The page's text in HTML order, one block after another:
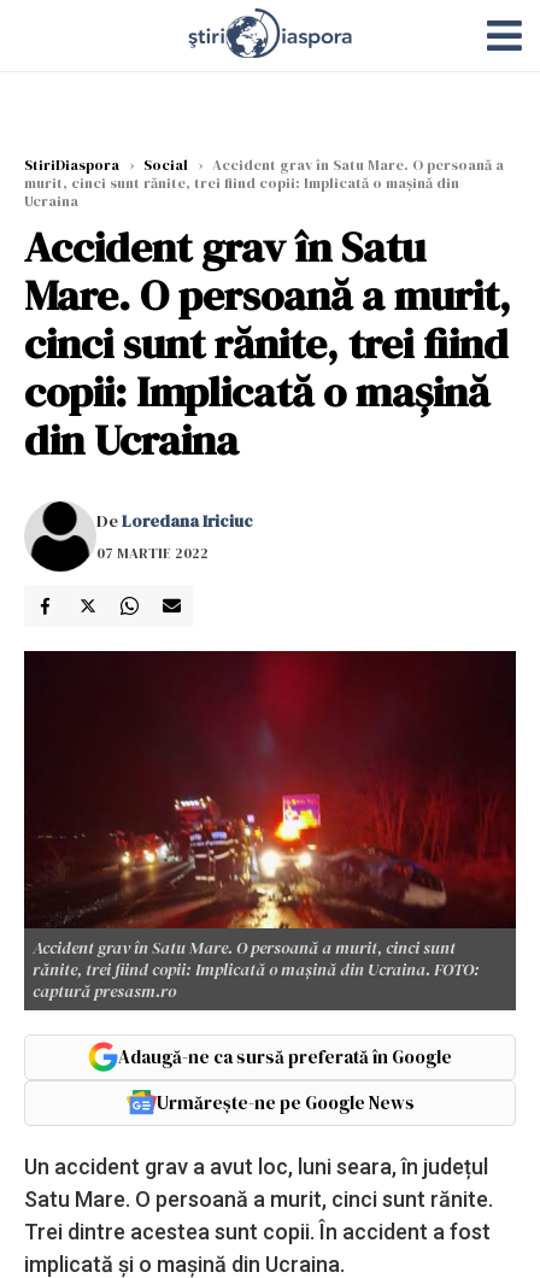
StiriDiaspora › Social › Accident grav în Satu Mare. O persoană a
murit, cinci sunt rănite, trei fiind copii: Implicată o mașină din
Ucraina
Accident grav în Satu
Mare. O persoană a murit,
cinci sunt rănite, trei fiind
copii: Implicată o mașină
din Ucraina
DeLoredana Iriciuc
07 MARTIE 2022
Accident grav în Satu Mare. O persoană a murit, cinci sunt
rănite, trei fiind copii: Implicată o mașină din Ucraina. FOTO:
captură presasm.ro
Adaugă-ne ca sursă preferată în Google
Urmărește-ne pe Google News
Un accident grav a avut loc, luni seara, în județul
Satu Mare. O persoană a murit, cinci sunt rănite.
Trei dintre acestea sunt copii. În accident a fost
implicată și o mașină din Ucraina.